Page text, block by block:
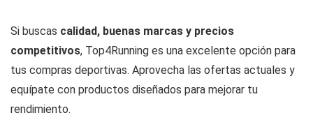
Si buscas calidad, buenas marcas y precios
competitivos, Top4Running es una excelente opción para
tus compras deportivas. Aprovecha las ofertas actuales y
equípate con productos diseñados para mejorar tu
rendimiento.